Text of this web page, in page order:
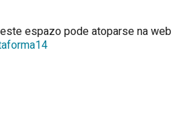
espazo pode atoparse na web